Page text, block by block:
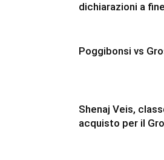
dichiarazioni a
Poggibonsi vs
Shenaj Veis,
acquisto per il